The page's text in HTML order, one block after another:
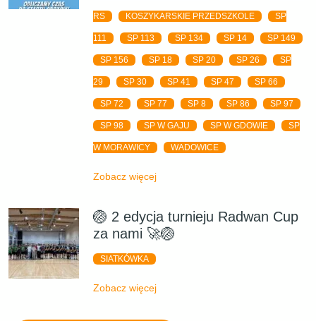
RS KOSZYKARSKIE PRZEDSZKOLE SP
111 SP 113 SP 134 SP 14 SP 149
SP 156 SP 18 SP 20 SP 26 SP
29 SP 30 SP 41 SP 47 SP 66
SP 72 SP 77 SP 8 SP 86 SP 97
SP 98 SP W GAJU SP W GDOWIE SP
W MORAWICY WADOWICE
Zobacz więcej
🏐 2 edycja turnieju Radwan Cup
za nami 🚀🏐
SIATKÓWKA
Zobacz więcej